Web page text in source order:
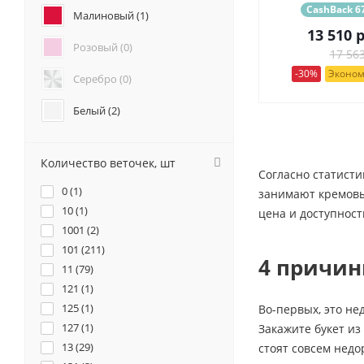
CashBack
13 510
17
-30%
Согласно
занимают
цена и
4
Во-первых, это
Закажите букет
стоят совсем
Анемоны (0)
Гвоздики (
Геогрины ( 0)
Каллы (
)
Маттиола (0
Малиновый (1)
Розовый (0)
Серебро (0)
Белый (2)
Желтый (
Коралловый (
Кремовый (
Персиковый (
Количество веточек, шт
0 (1)
10 (1)
1001 (2)
101 (211)
11 (79)
121 (1)
125 (1)
127 (1)
13 (29)